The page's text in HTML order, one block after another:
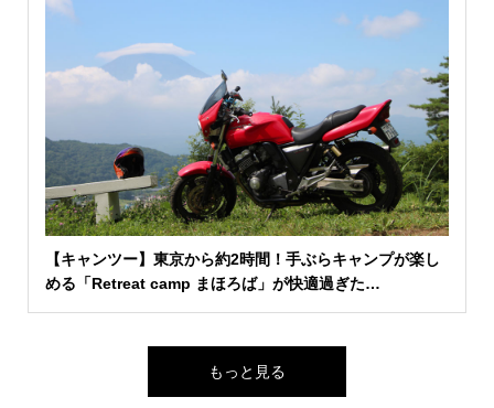
【キャンツー】東京から約2時間！手ぶらキャンプが楽し
める「Retreat camp まほろば」が快適過ぎた…
もっと見る